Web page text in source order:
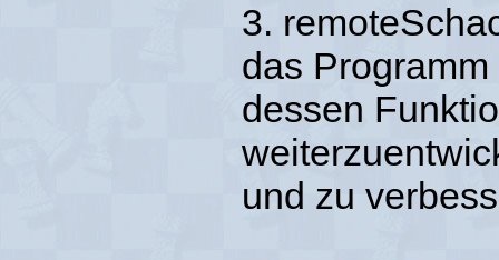
3.
das
dessen
und zu